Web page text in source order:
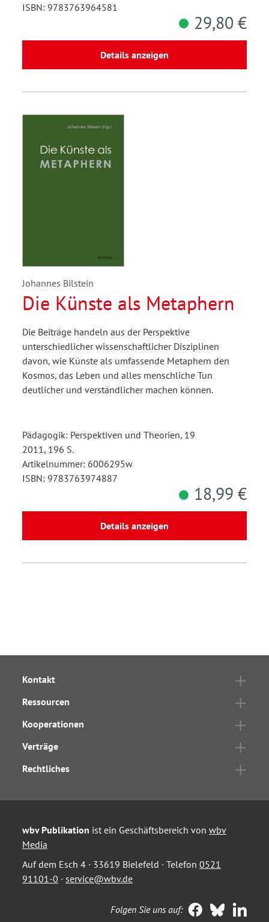
ISBN: 9783763964581
29,80 €
Details anzeigen
Johannes Bilstein
Die Künste als Metaphern
Die Beiträge handeln aus der Perspektive
unterschiedlicher wissenschaftlicher Disziplinen
davon, wie Künste als umfassende Metaphern den
Kosmos, das Leben und alles menschliche Tun
deutlicher und verständlicher machen können.
Pädagogik: Perspektiven und Theorien, 19
2011, 196 S.
Artikelnummer: 6006295w
ISBN: 9783763974887
18,99 €
Details anzeigen
Kontakt
Ressourcen
Kooperationen
Verträge
Rechtliches
wbv Publikation ist ein Geschäftsbereich von wbv
Media
Auf dem Esch 4 · 33619 Bielefeld · Telefon 0521
91101-0 · service@wbv.de
Folgen Sie uns auf: